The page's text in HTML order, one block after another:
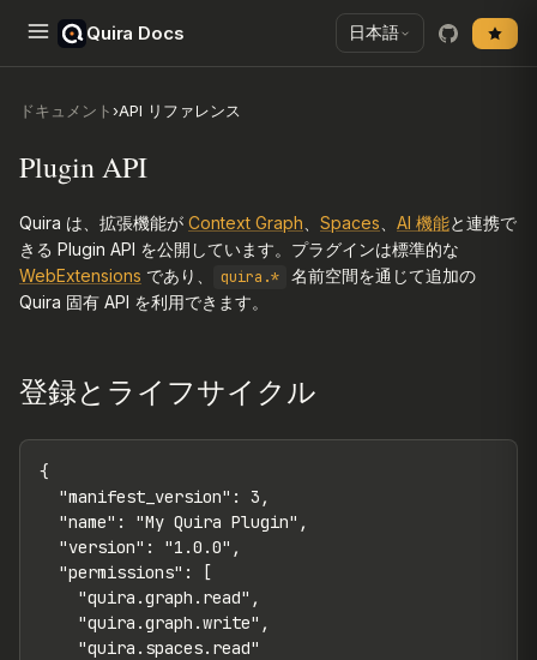
Quira Docs 日本語
ドキュメント›API リファレンス
Plugin API
Quira は、拡張機能が Context Graph Spaces AI 機能と連携で
きる Plugin API を公開しています。プラグインは標準的な
WebExtensions であり、 quira.*
名前空間を通じて追加の
Quira 固有 API を利用できます。
登録とライフサイクル
{
  "manifest_version": 3,
  "name": "My Quira Plugin",
  "version": "1.0.0",
  "permissions": [
    "quira.graph.read",
    "quira.graph.write",
    "quira.spaces.read"